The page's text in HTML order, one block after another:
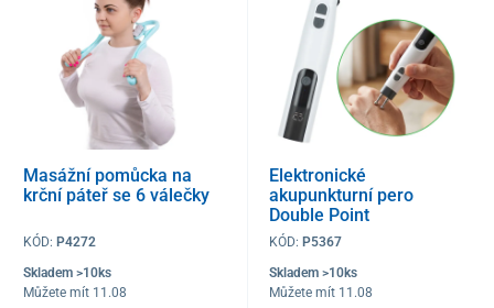
Masážní pomůcka na
krční páteř se 6 válečky
KÓD: P4272
Skladem >10ks
Můžete mít 11.08
Elektronické
akupunkturní pero
Double Point
KÓD:P5367
Skladem >10ks
Můžete mít 11.08